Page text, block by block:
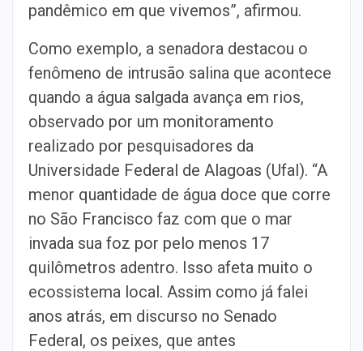
pandêmico em que vivemos”, afirmou.
Como exemplo, a senadora destacou o
fenômeno de intrusão salina que acontece
quando a água salgada avança em rios,
observado por um monitoramento
realizado por pesquisadores da
Universidade Federal de Alagoas (Ufal). “A
menor quantidade de água doce que corre
no São Francisco faz com que o mar
invada sua foz por pelo menos 17
quilômetros adentro. Isso afeta muito o
ecossistema local. Assim como já falei
anos atrás, em discurso no Senado
Federal, os peixes, que antes